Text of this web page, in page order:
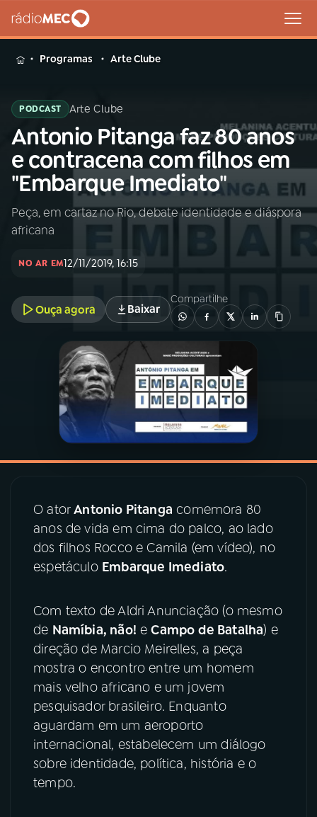
MENU
Buscar
na
Rádio
MEC
Buscar
Início AO VIVO
INÍCIO
A RÁDIO
PROGRAMAÇÃO
PROGRAMAS
PODCASTS
ACOMPANHE A RÁDIO MEC
YouTube Facebook
Instagram X
TikTok
Programas Arte Clube
PODCAST Arte Clube
Antonio Pitanga faz 80 anos
e contracena com filhos em
"Embarque Imediato"
Peça, em cartaz no Rio, debate identidade e diáspora
africana
NO AR EM12/11/2019, 16:15
Ouça agora Baixar
Compartilhe
O atorAntonio Pitanga comemora 80
anos de vida em cima do palco, ao lado
dos filhos Rocco e Camila (em vídeo), no
espetáculo Embarque Imediato.
Com texto de Aldri Anunciação (o mesmo
de Namíbia, não! eCampo de Batalha) e
direção de Marcio Meirelles, a peça
mostra o encontro entre um homem
mais velho africano e um jovem
pesquisador brasileiro. Enquanto
aguardam em um aeroporto
internacional, estabelecem um diálogo
sobre identidade, política, história e o
tempo.